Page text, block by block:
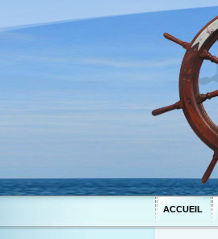
ACCUEIL